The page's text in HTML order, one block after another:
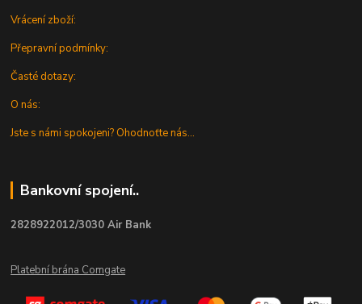
Vrácení zboží:
Přepravní podmínky:
Časté dotazy:
O nás:
Jste s námi spokojeni? Ohodnoťte nás...
Bankovní spojení..
2828922012/3030 Air Bank
Platební brána Comgate